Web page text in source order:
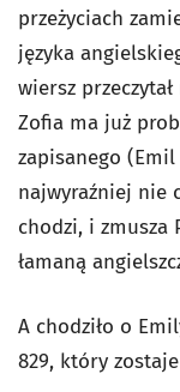
przeżyciach
języka
wiersz
Zofia ma już
zapisanego
najwyraźniej nie
chodzi, i zmusza
łamaną
A chodziło o
829, który